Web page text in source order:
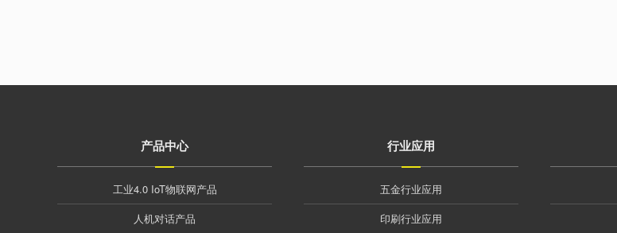
产品中心
工业4.0 IoT物联网产品
人机对话产品
行业应用
五金行业应用
印刷行业应用